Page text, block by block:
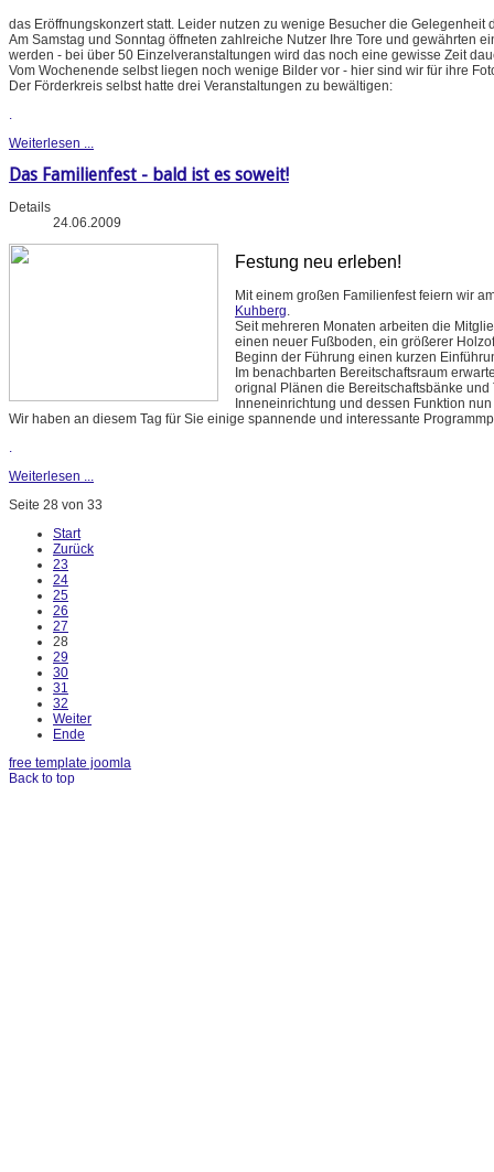
das Eröffnungskonzert statt. Leider nutzen zu wenige Besucher die
Am Samstag und Sonntag öffneten zahlreiche Nutzer Ihre Tore und gewährten
werden - bei über 50 Einzelveranstaltungen wird das noch eine gewisse Zeit
Vom Wochenende selbst liegen noch wenige Bilder vor - hier sind wir für ihre
Der Förderkreis selbst hatte drei Veranstaltungen zu bewältigen:
Weiterlesen ...
Das Familienfest - bald ist es soweit!
Details
24.06.2009
Festung neu erleben!
Mit einem großen Familienfest feiern wir
Kuhberg.
Seit mehreren Monaten arbeiten die
einen neuer Fußboden, ein größerer
Beginn der Führung einen kurzen
Im benachbarten Bereitschaftsraum
orignal Plänen die Bereitschaftsbänke
Inneneinrichtung und dessen Funktion
Wir haben an diesem Tag für Sie einige spannende und interessante
.
Weiterlesen ...
Seite 28 von 33
Start
Zurück
23
24
25
26
27
28
29
30
31
32
Weiter
Ende
free template joomla
Back to top